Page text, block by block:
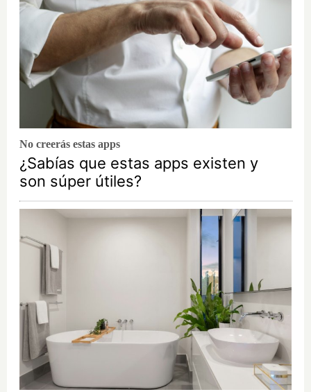
No creerás estas apps
¿Sabías que estas apps existen y
son súper útiles?